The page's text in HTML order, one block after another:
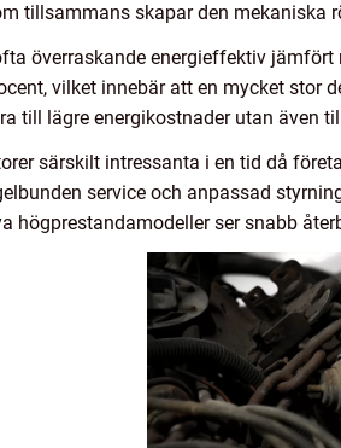
tillsammans skapar den mekaniska
överraskande energieffektiv
vilket innebär att en mycket stor
till lägre energikostnader utan även
särskilt intressanta i en tid då
service och anpassad
högprestandamodeller ser snabb